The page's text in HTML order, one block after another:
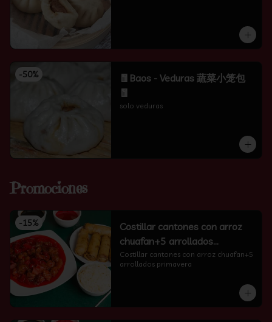
-50%
🧧Baos - Veduras 蔬菜小笼包
solo veduras
Promociones
-15%
Costillar cantones con arroz
chuafan+5 arrollados
primavera
Costillar cantones con arroz chuafan+5
arrollados primavera